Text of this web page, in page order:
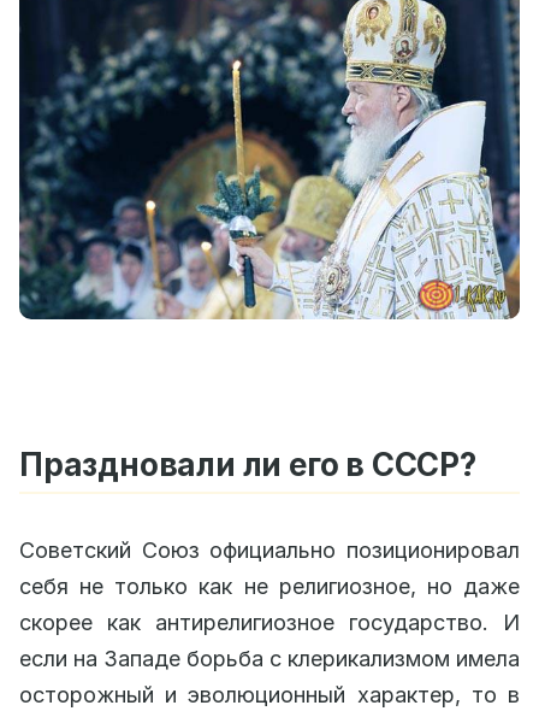
Праздновали ли его в СССР?
Советский Союз официально позиционировал
себя не только как не религиозное, но даже
скорее как антирелигиозное государство. И
если на Западе борьба с клерикализмом имела
осторожный и эволюционный характер, то в